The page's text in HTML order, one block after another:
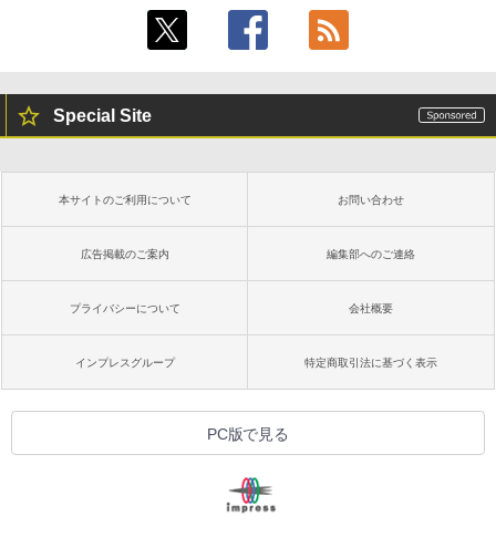
Special Site
本サイトのご利用について お問い合わせ
広告掲載のご案内 編集部へのご連絡
プライバシーについて 会社概要
インプレスグループ 特定商取引法に基づく表示
PC版で見る